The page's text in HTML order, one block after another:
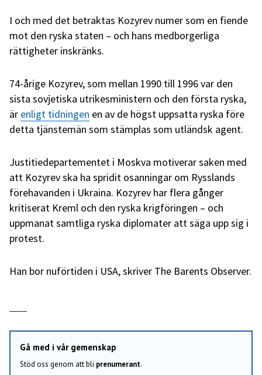
I och med det betraktas Kozyrev numer som en fiende
mot den ryska staten – och hans medborgerliga
rättigheter inskränks.
74-årige Kozyrev, som mellan 1990 till 1996 var den
sista sovjetiska utrikesministern och den första ryska,
är enligt tidningen en av de högst uppsatta ryska före
detta tjänstemän som stämplas som utländsk agent.
Justitiedepartementet i Moskva motiverar saken med
att Kozyrev ska ha spridit osanningar om Rysslands
förehavanden i Ukraina. Kozyrev har flera gånger
kritiserat Kreml och den ryska krigföringen – och
uppmanat samtliga ryska diplomater att säga upp sig i
protest.
Han bor nuförtiden i USA, skriver The Barents Observer.
Gå med i vår gemenskap
Stöd oss genom att bli prenumerant.